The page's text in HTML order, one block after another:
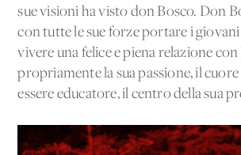
sue visioni ha visto don Bosco. Don
con tutte le sue forze portare i
vivere una felice e piena relazione
propriamente la sua passione, il cuore
essere educatore, il centro della sua